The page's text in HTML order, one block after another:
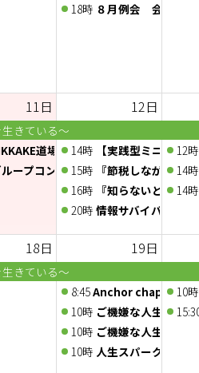
18時 ８月例会 会員ディ
きている～
察会
らげ部ゲーム会」2026年8月度ゲー
換会〜
いらずvol.19【人の誕生と成長】
11日
道場 -ロープレ道場-
ープコンサル〜企画会議〜
12日
14時
【実践型ミニセミ
15時 『節税しながら社
16時 『知らないと損す
20時 情報サバイバル勉
12時
14時
14時
きている～
心をゆるめて、内側の声にふれる体
使える！資金繰り表作成実践セミナー
18日 19日
8:45Anchor chapter 定
10時 ご機嫌な人生の作
10時 ご機嫌な人生の作
10時 人生スパークル部
10時